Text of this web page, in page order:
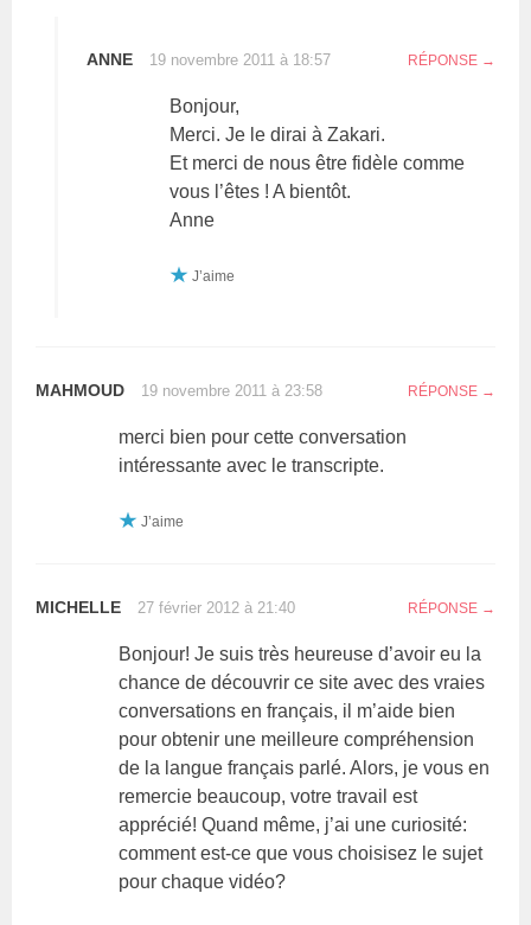
ANNE 19 novembre 2011 à 18:57 RÉPONSE
Bonjour,
Merci. Je le dirai à Zakari.
Et merci de nous être fidèle comme
vous l’êtes ! A bientôt.
Anne
J’aime
MAHMOUD 19 novembre 2011 à 23:58 RÉPONSE
merci bien pour cette conversation
intéressante avec le transcripte.
J’aime
MICHELLE 27 février 2012 à 21:40 RÉPONSE
Bonjour! Je suis très heureuse d’avoir eu la
chance de découvrir ce site avec des vraies
conversations en français, il m’aide bien
pour obtenir une meilleure compréhension
de la langue français parlé. Alors, je vous en
remercie beaucoup, votre travail est
apprécié! Quand même, j’ai une curiosité:
comment est-ce que vous choisisez le sujet
pour chaque vidéo?